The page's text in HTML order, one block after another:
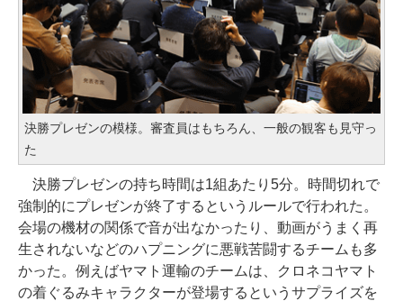
決勝プレゼンの模様。審査員はもちろん、一般の観客も見守っ
た
決勝プレゼンの持ち時間は1組あたり5分。時間切れで
強制的にプレゼンが終了するというルールで行われた。
会場の機材の関係で音が出なかったり、動画がうまく再
生されないなどのハプニングに悪戦苦闘するチームも多
かった。例えばヤマト運輸のチームは、クロネコヤマト
の着ぐるみキャラクターが登場するというサプライズを